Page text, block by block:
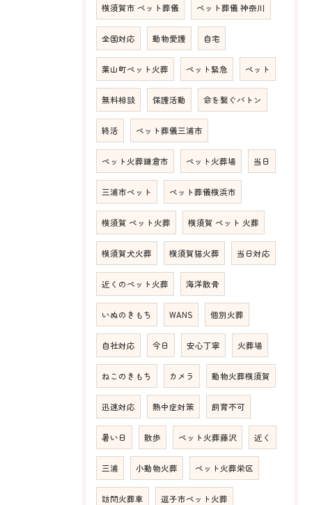
横須賀市 ペット葬儀 ペット葬儀 神奈川
全国対応 動物愛護 自宅
葉山町ペット火葬 ペット緊急 ペット
無料相談 保護活動 命を繋ぐバトン
終活 ペット葬儀三浦市
ペット火葬鎌倉市 ペット火葬場 当日
三浦市ペット ペット葬儀横浜市
横須賀 ペット火葬 横須賀 ペット 火葬
横須賀犬火葬 横須賀猫火葬 当日対応
近くのペット火葬 海洋散骨
いぬのきもち WANS 個別火葬
自社対応 今日 安心丁寧 火葬場
ねこのきもち カメラ 動物火葬横須賀
迅速対応 熱中症対策 飼育不可
暑い日 散歩 ペット火葬藤沢 近く
三浦 小動物火葬 ペット火葬栄区
訪問火葬車 逗子市ペット火葬